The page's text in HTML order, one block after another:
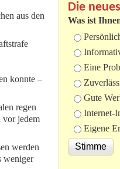
aus den
konnte –
regen
vor jedem
werden
weniger
Die
Was ist
Eine
Gute
Internet-
Eigene